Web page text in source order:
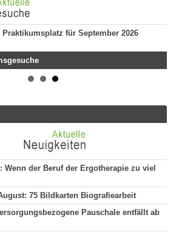
für September 2026
Wenn der Beruf der Ergotherapie zu viel
75 Bildkarten Biografiearbeit
Pauschale entfällt ab